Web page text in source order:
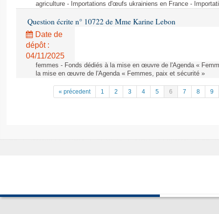
agriculture - Importations d'œufs ukrainiens en France -
Question écrite n° 10722 de Mme Karine Lebon
Date de
dépôt :
04/11/2025
femmes - Fonds dédiés à la mise en œuvre de l'Agenda «
la mise en œuvre de l'Agenda « Femmes, paix et sécurité »
« précedent 1 2 3 4 5 6 7 8 9